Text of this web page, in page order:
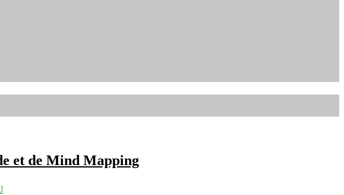
et de Mind Mapping